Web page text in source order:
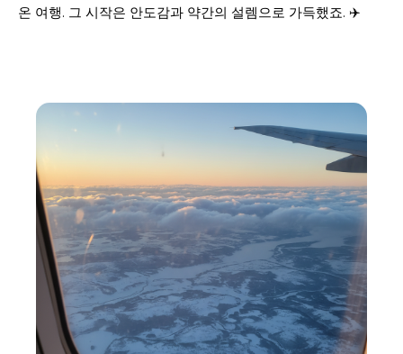
온 여행. 그 시작은 안도감과 약간의 설렘으로 가득했죠. ✈️